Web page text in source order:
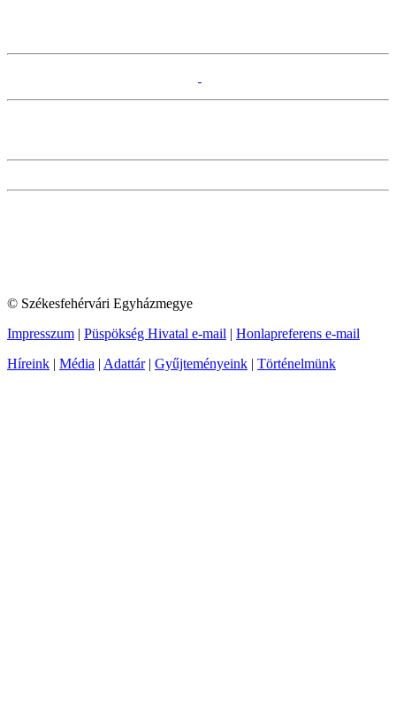
© Székesfehérvári Egyházmegye
Impresszum | Püspökség Hivatal e-mail | Honlapreferens e-mail
Híreink | Média | Adattár| Gyűjteményeink | Történelmünk